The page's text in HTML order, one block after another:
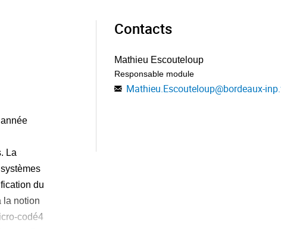
La
du
la notion
codé4
Contacts
Mathieu Escouteloup
Responsable module
Mathieu.Escouteloup@bordeaux-